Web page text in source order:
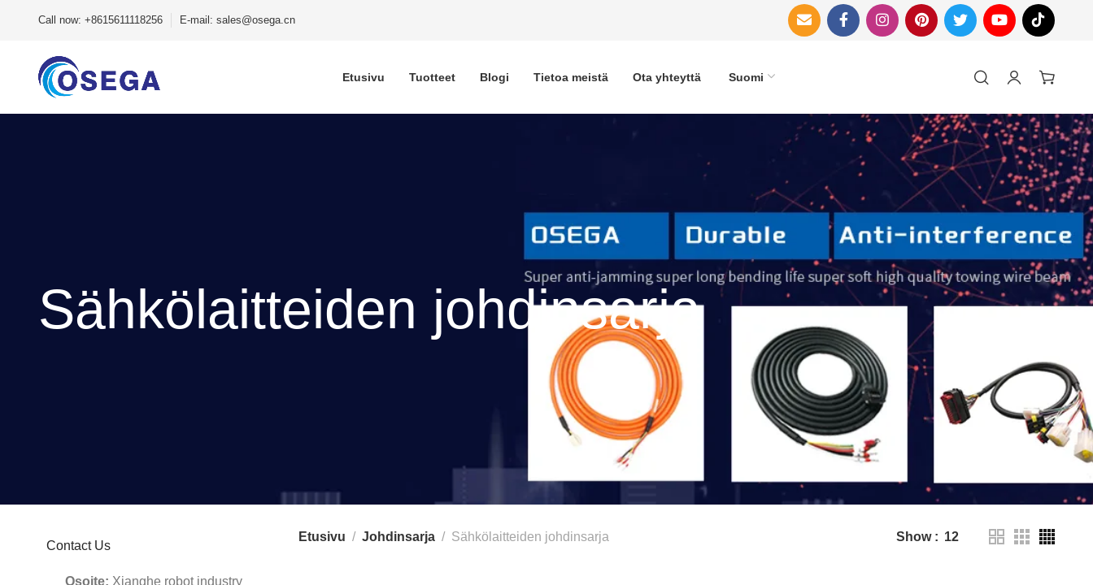
Call now: +8615611118256 E-mail: sales@osega.cn
Etusivu Tuotteet Blogi Tietoa meistä Ota yhteyttä Suomi
Sähkölaitteiden johdinsarja
Contact Us
Osoite: Xianghe robot industry
Etusivu Johdinsarja Sähkölaitteiden johdinsarja Show 12